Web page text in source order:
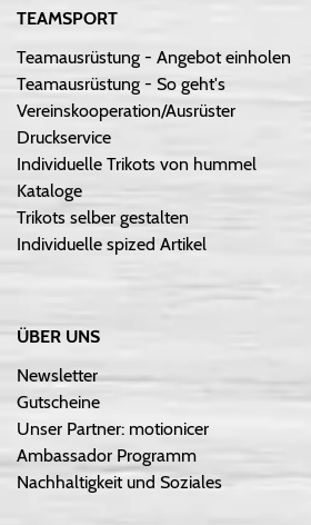
TEAMSPORT
Teamausrüstung - Angebot einholen
Teamausrüstung - So geht's
Vereinskooperation/Ausrüster
Druckservice
Individuelle Trikots von hummel
Kataloge
Trikots selber gestalten
Individuelle spized Artikel
ÜBER UNS
Newsletter
Gutscheine
Unser Partner: motionicer
Ambassador Programm
Nachhaltigkeit und Soziales